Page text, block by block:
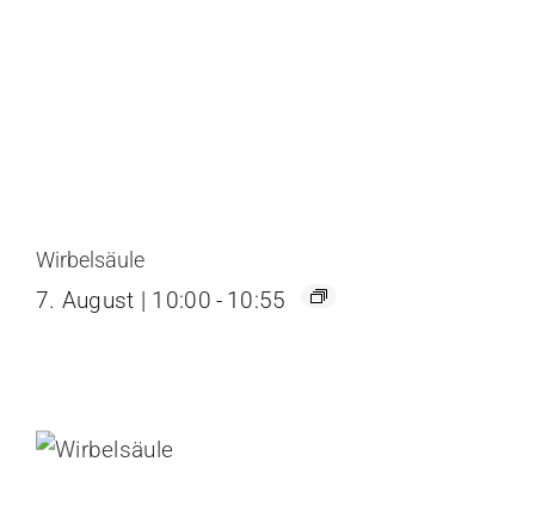
Wirbelsäule
7. August | 10:00 - 10:55